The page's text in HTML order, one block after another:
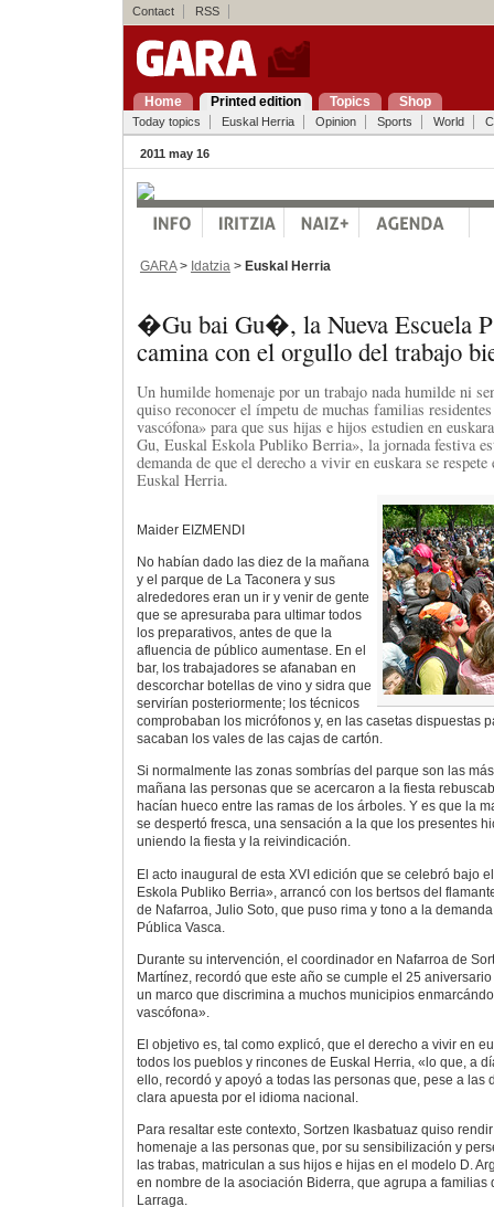
Contact RSS
Home Printed edition Topics Shop
Today topics Euskal Herria Opinion Sports World
2011 may 16
GARA> Idatzia > Euskal Herria
�Gu bai Gu�, la Nueva Escuela
camina con el orgullo del trabajo
Un humilde homenaje por un trabajo nada humilde ni
quiso reconocer el ímpetu de muchas familias
vascófona» para que sus hijas e hijos estudien en
Gu, Euskal Eskola Publiko Berria», la jornada festiva
demanda de que el derecho a vivir en euskara se
Euskal Herria.
Maider EIZMENDI
No habían dado las diez de la mañana
y el parque de La Taconera y sus
alrededores eran un ir y venir de gente
que se apresuraba para ultimar todos
los preparativos, antes de que la
afluencia de público aumentase. En el
bar, los trabajadores se afanaban en
descorchar botellas de vino y sidra que
servirían posteriormente; los técnicos
comprobaban los micrófonos y, en las casetas dispuestas
sacaban los vales de las cajas de cartón.
Si normalmente las zonas sombrías del parque son las
mañana las personas que se acercaron a la fiesta
hacían hueco entre las ramas de los árboles. Y es que la
se despertó fresca, una sensación a la que los presentes
uniendo la fiesta y la reivindicación.
El acto inaugural de esta XVI edición que se celebró bajo
Eskola Publiko Berria», arrancó con los bertsos del
de Nafarroa, Julio Soto, que puso rima y tono a la
Pública Vasca.
Durante su intervención, el coordinador en Nafarroa de
Martínez, recordó que este año se cumple el 25
un marco que discrimina a muchos municipios
vascófona».
El objetivo es, tal como explicó, que el derecho a vivir en
todos los pueblos y rincones de Euskal Herria, «lo que, a
ello, recordó y apoyó a todas las personas que, pese a las
clara apuesta por el idioma nacional.
Para resaltar este contexto, Sortzen Ikasbatuaz quiso
homenaje a las personas que, por su sensibilización y
las trabas, matriculan a sus hijos e hijas en el modelo D.
en nombre de la asociación Biderra, que agrupa a familias
Larraga.